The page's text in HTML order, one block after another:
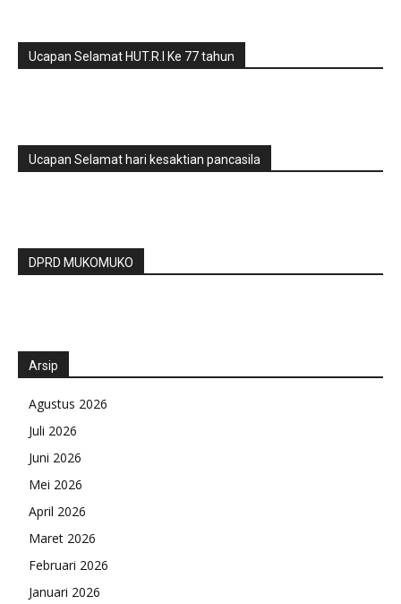
Ucapan Selamat HUT.R.I Ke 77 tahun
Ucapan Selamat hari kesaktian pancasila
DPRD MUKOMUKO
Arsip
Agustus 2026
Juli 2026
Juni 2026
Mei 2026
April 2026
Maret 2026
Februari 2026
Januari 2026